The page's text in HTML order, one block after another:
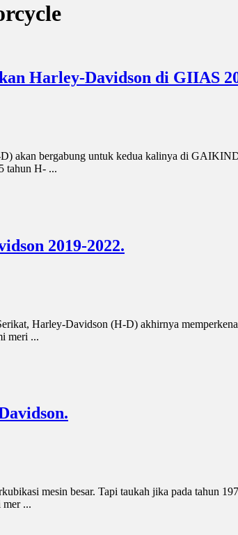
Harley-Davidson di GIIAS
akan bergabung untuk kedua kalinya di
tahun H- ...
2019-2022.
Harley-Davidson (H-D) akhirnya
meri ...
mesin besar. Tapi taukah jika pada tahun
mer ...